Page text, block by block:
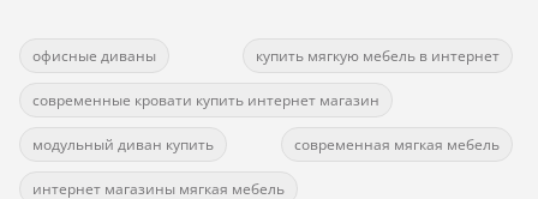
офисные диваны купить мягкую мебель в интернет
современные кровати купить интернет магазин
модульный диван купить современная мягкая мебель
интернет магазины мягкая мебель